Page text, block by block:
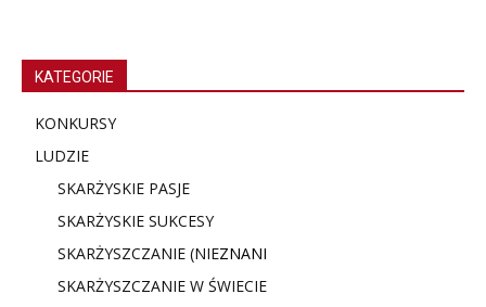
KATEGORIE
KONKURSY
LUDZIE
SKARŻYSKIE PASJE
SKARŻYSKIE SUKCESY
SKARŻYSZCZANIE (NIEZNANI
SKARŻYSZCZANIE W ŚWIECIE